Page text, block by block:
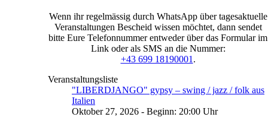
Wenn ihr regelmässig durch WhatsApp über tagesaktuelle
Veranstaltungen Bescheid wissen möchtet, dann sendet
bitte Eure Telefonnummer entweder über das Formular im
Link oder als SMS an die Nummer:
+43 699 18190001 .
Veranstaltungsliste
"LIBERDJANGO" gypsy – swing / jazz / folk aus
Italien
Oktober 27, 2026 - Beginn: 20:00 Uhr